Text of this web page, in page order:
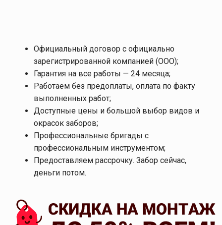
Официальный договор с официально
зарегистрированной компанией (ООО);
Гарантия на все работы — 24 месяца;
Работаем без предоплаты, оплата по факту
выполненных работ;
Доступные цены и большой выбор видов и
окрасок заборов;
Профессиональные бригады с
профессиональным инструментом;
Предоставляем рассрочку. Забор сейчас,
деньги потом.